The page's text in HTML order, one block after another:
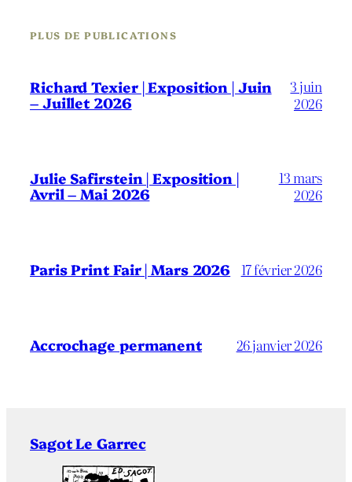
PLUS DE PUBLICATIONS
Richard Texier | Exposition | Juin
– Juillet 2026
3 juin
2026
Julie Safirstein | Exposition |
Avril – Mai 2026
13 mars
2026
Paris Print Fair | Mars 2026 17 février 2026
Accrochage permanent 26 janvier 2026
Sagot Le Garrec